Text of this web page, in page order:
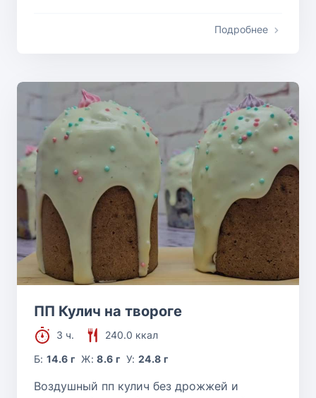
Подробнее
ПП Кулич на твороге
3 ч.
240.0 ккал
Б:14.6 г Ж:8.6 г У:24.8 г
Воздушный пп кулич без дрожжей и